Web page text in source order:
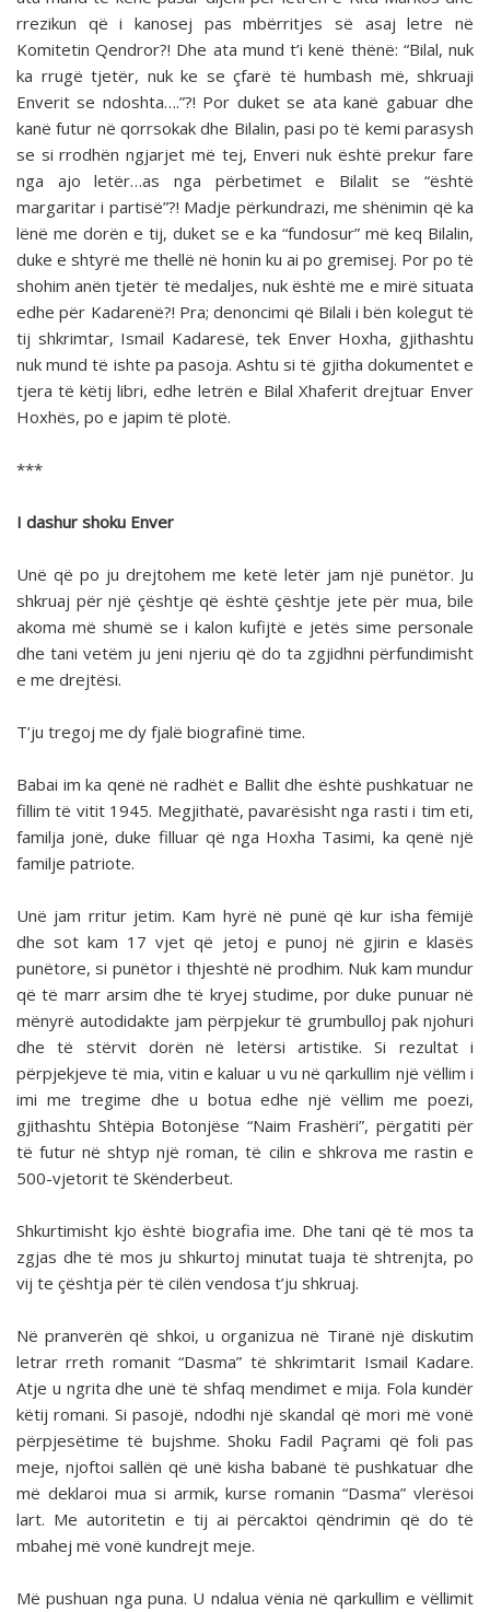
rrezikun që i kanosej pas mbërritjes së asaj letre në
Komitetin Qendror?! Dhe ata mund t’i kenë thënë: “Bilal, nuk
ka rrugë tjetër, nuk ke se çfarë të humbash më, shkruaji
Enverit se ndoshta….”?! Por duket se ata kanë gabuar dhe
kanë futur në qorrsokak dhe Bilalin, pasi po të kemi parasysh
se si rrodhën ngjarjet më tej, Enveri nuk është prekur fare
nga ajo letër…as nga përbetimet e Bilalit se “është
margaritar i partisë”?! Madje përkundrazi, me shënimin që ka
lënë me dorën e tij, duket se e ka “fundosur” më keq Bilalin,
duke e shtyrë me thellë në honin ku ai po gremisej. Por po të
shohim anën tjetër të medaljes, nuk është me e mirë situata
edhe për Kadarenë?! Pra; denoncimi që Bilali i bën kolegut të
tij shkrimtar, Ismail Kadaresë, tek Enver Hoxha, gjithashtu
nuk mund të ishte pa pasoja. Ashtu si të gjitha dokumentet e
tjera të këtij libri, edhe letrën e Bilal Xhaferit drejtuar Enver
Hoxhës, po e japim të plotë.
***
I dashur shoku Enver
Unë që po ju drejtohem me ketë letër jam një punëtor. Ju
shkruaj për një çështje që është çështje jete për mua, bile
akoma më shumë se i kalon kufijtë e jetës sime personale
dhe tani vetëm ju jeni njeriu që do ta zgjidhni përfundimisht
e me drejtësi.
T’ju tregoj me dy fjalë biografinë time.
Babai im ka qenë në radhët e Ballit dhe është pushkatuar ne
fillim të vitit 1945. Megjithatë, pavarësisht nga rasti i tim eti,
familja jonë, duke filluar që nga Hoxha Tasimi, ka qenë një
familje patriote.
Unë jam rritur jetim. Kam hyrë në punë që kur isha fëmijë
dhe sot kam 17 vjet që jetoj e punoj në gjirin e klasës
punëtore, si punëtor i thjeshtë në prodhim. Nuk kam mundur
që të marr arsim dhe të kryej studime, por duke punuar në
mënyrë autodidakte jam përpjekur të grumbulloj pak njohuri
dhe të stërvit dorën në letërsi artistike. Si rezultat i
përpjekjeve të mia, vitin e kaluar u vu në qarkullim një vëllim i
imi me tregime dhe u botua edhe një vëllim me poezi,
gjithashtu Shtëpia Botonjëse “Naim Frashëri”, përgatiti për
të futur në shtyp një roman, të cilin e shkrova me rastin e
500-vjetorit të Skënderbeut.
Shkurtimisht kjo është biografia ime. Dhe tani që të mos ta
zgjas dhe të mos ju shkurtoj minutat tuaja të shtrenjta, po
vij te çështja për të cilën vendosa t’ju shkruaj.
Në pranverën që shkoi, u organizua në Tiranë një diskutim
letrar rreth romanit “Dasma” të shkrimtarit Ismail Kadare.
Atje u ngrita dhe unë të shfaq mendimet e mija. Fola kundër
këtij romani. Si pasojë, ndodhi një skandal që mori më vonë
përpjesëtime të bujshme. Shoku Fadil Paçrami që foli pas
meje, njoftoi sallën që unë kisha babanë të pushkatuar dhe
më deklaroi mua si armik, kurse romanin “Dasma” vlerësoi
lart. Me autoritetin e tij ai përcaktoi qëndrimin që do të
mbahej më vonë kundrejt meje.
Më pushuan nga puna. U ndalua vënia në qarkullim e vëllimit